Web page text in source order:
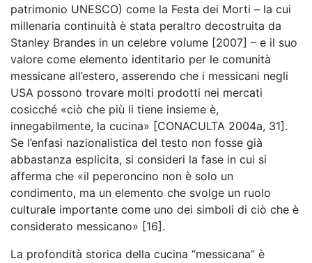
patrimonio UNESCO) come la Festa dei Morti – la cui
millenaria continuità è stata peraltro decostruita da
Stanley Brandes in un celebre volume [2007] – e il suo
valore come elemento identitario per le comunità
messicane all’estero, asserendo che i messicani negli
USA possono trovare molti prodotti nei mercati
cosicché «ciò che più li tiene insieme è,
innegabilmente, la cucina» [CONACULTA 2004a, 31].
Se l’enfasi nazionalistica del testo non fosse già
abbastanza esplicita, si consideri la fase in cui si
afferma che «il peperoncino non è solo un
condimento, ma un elemento che svolge un ruolo
culturale importante come uno dei simboli di ciò che è
considerato messicano» [16].
La profondità storica della cucina “messicana” è